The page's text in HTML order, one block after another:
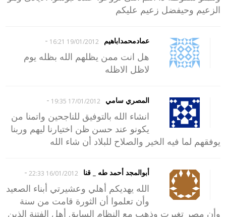
الزعيم وحيفضل زعيم عليكم
عمادمحمداباهيم 19/01/2012 16:21
-
هل انت ممن يظلهم الله بظله يوم
لاظل الاظله
المصري سامي 17/01/2012 19:35
-
انشاء الله بالتوفيق للناجحين واتمنا من
يكونو عند حسن ظن اختيارنا ليهم وربنا
يوفقهم لما فيه الخير والصلاح للبلاد أن شاء الله
أبوالمجد أحمد طه _ قنا 16/01/2012 22:33
-
الله يهديكم أهلي وعشيرتي أبناء الصعيد
وأن تعلموا أن الثورة قامت من سنة
وأن مصر تغيرت وذهب مع النظام السابق أهل الفتنة الذين